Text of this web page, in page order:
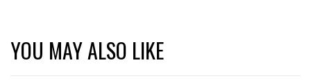
YOU MAY ALSO LIKE